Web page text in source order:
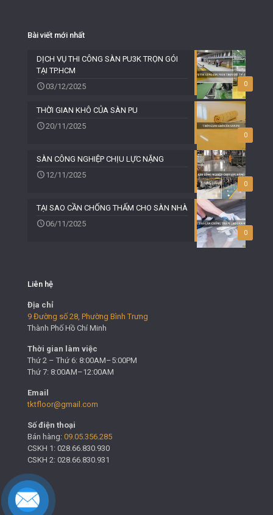
Bài viết mới nhất
0
DỊCH VỤ THI CÔNG SÀN PU3K TRỌN GÓI
TẠI TP.HCM
03/12/2025
0
THỜI GIAN KHÔ CỦA SÀN PU
20/11/2025
0
SÀN CÔNG NGHIỆP CHỊU LỰC NẶNG
12/11/2025
0
TẠI SAO CẦN CHỐNG THẤM CHO SÀN NHÀ
06/11/2025
Liên hệ
Địa chỉ
9 Đường số 28, Phường Bình Trưng
Thành Phố Hồ Chí Minh
Thời gian làm việc
Thứ 2 – Thứ 6: 8:00AM–5:00PM
Thứ 7: 8:00AM–12:00AM
Email
tktfloor@gmail.com
Số điện thoại
Bán hàng: 09.05.356.285
CSKH 1: 028.66.830.930
CSKH 2: 028.66.830.931